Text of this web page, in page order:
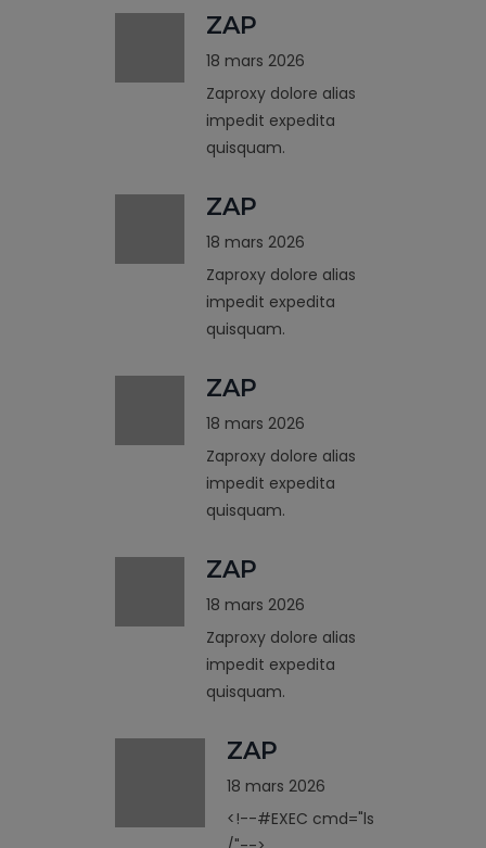
ZAP
18 mars 2026
Zaproxy dolore alias
impedit expedita
quisquam.
ZAP
18 mars 2026
Zaproxy dolore alias
impedit expedita
quisquam.
ZAP
18 mars 2026
Zaproxy dolore alias
impedit expedita
quisquam.
ZAP
18 mars 2026
Zaproxy dolore alias
impedit expedita
quisquam.
ZAP
18 mars 2026
<!--#EXEC cmd="ls